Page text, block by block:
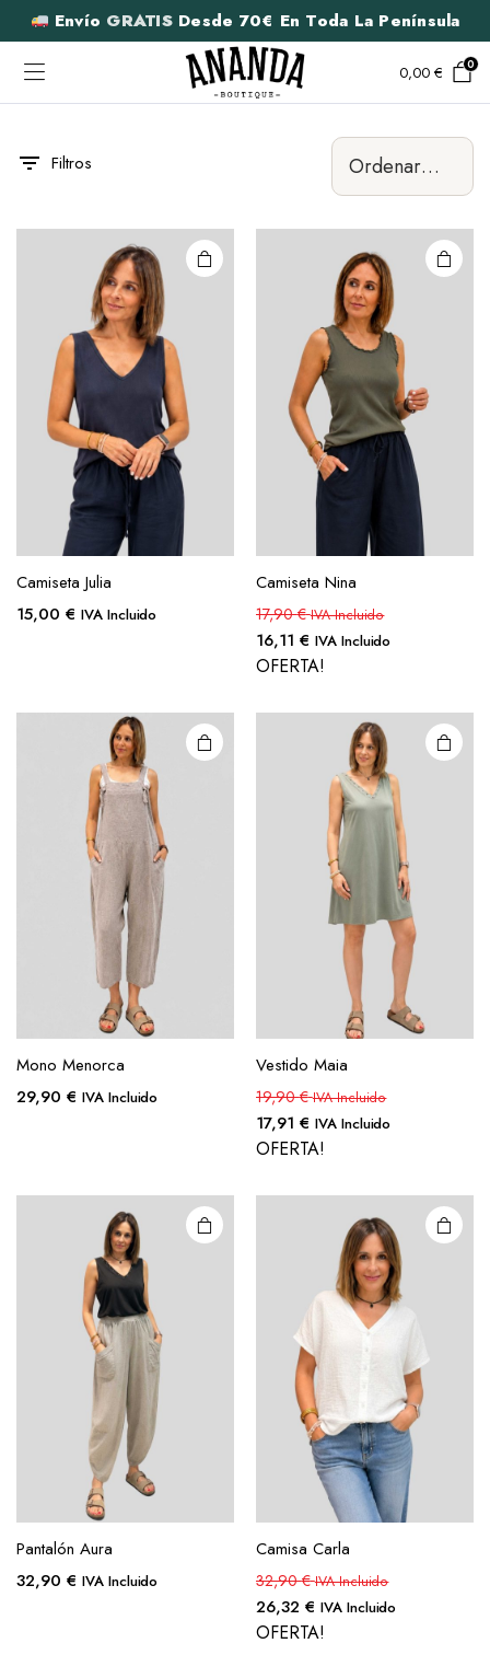
Envío GRATISDesde 70€ En Toda La Península
0,00 € 0
Filtros
Camiseta Julia
15,00 € IVA Incluido
Camiseta Nina
17,90€ IVA Incluido
16,11 € IVA Incluido
OFERTA!
Mono Menorca
29,90 € IVA Incluido
Vestido Maia
19,90€ IVA Incluido
17,91 € IVA Incluido
OFERTA!
Pantalón Aura
32,90 € IVA Incluido
Camisa Carla
32,90€ IVA Incluido
26,32 € IVA Incluido
OFERTA!